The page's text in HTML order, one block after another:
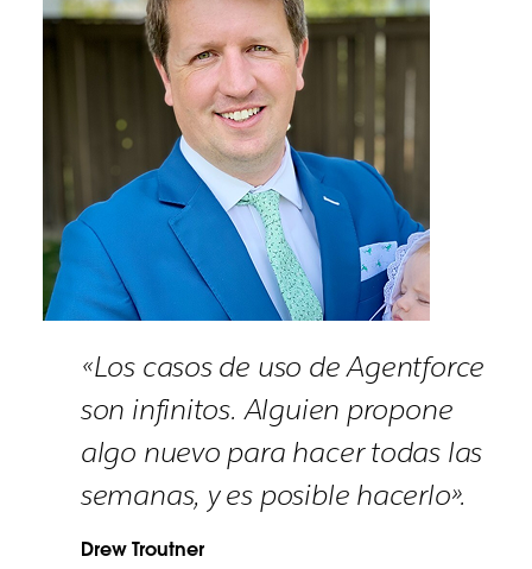
«Los casos de uso de Agentforce
son infinitos. Alguien propone
algo nuevo para hacer todas las
semanas, y es posible hacerlo».
Drew Troutner